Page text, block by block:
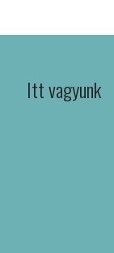
Itt vagyunk